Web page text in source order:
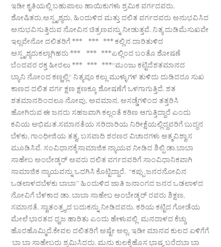
ಇಡೀ ಕೃತಿಯಲ್ಲಿ ಬಹುಪಾಲು ಹಾಯಿಕುಗಳು ಶ್ರಮಿಕ ವರ್ಗದವರು,
ಶೋಷಿತರು,ಅಸ್ಪೃಶ್ಯರು, ಹಿಂದುಳಿದ ಮತ್ತು ದಲಿತ ವರ್ಗದವರು ಅನುಭವಿಸಿದ
ಅನುಭವಿಸುತ್ತಿರುವ ನೋವಿನ ಚಿತ್ರಣವನ್ನು ನೀಡುತ್ತವೆ. ನಿತ್ಯ ದುಡಿಮೆಸುಖವೇ
ಇಲ್ಲವೇನೋ ದಲಿತರಿಗೆ *** *** *** ಕಲ್ಲಿನ ದಾರಿತುಳಿದ
ಅಸ್ಪೃಶ್ಯರುಕಲ್ಲಾಗಿಹರು *** *** ***ಎಲ್ಲಿಂದ ಬಂತೊ ಶೋಷಣೆ
ಬೆಂದವರ ರಕ್ತ ಹೀರಲು *** *** ***“ಮಂಜು ಕಟ್ಟಿದೆಶತಮಾನದ
ಬ್ಯಾನಿ ನೋಂದ ಕಣ್ಣಲ್ಲಿ“ ನಿತ್ಯವೂ ಕಲ್ಲು ಮುಳ್ಳುಗಳ ತುಳಿದು ದುಡಿದರೂ ಸುಖ
ಕಾಣದ ದಲಿತ ವರ್ಗ ಕ್ಷಣ ಕ್ಷಣಕ್ಕೂ ಶೋಷಣೆಗೆ ಒಳಗಾಗುತ್ತಿದೆ. ಶತ
ಶತಮಾನದಿಂದಲೂ ನೋವು, ಅವಮಾನ, ಅಸಡ್ಡೆಗಳಿಂದ ತತ್ತರಿಸಿ
ಹೋಗಿರುವ ಈ ಜನರು ಸಹಜವಾಗಿ ಕಲ್ಲಂತೆ ಕಠಿಣ ಆಗುತ್ತಿದ್ದಾರೆ ಎಂದು
ಕವಿಯ ಅಭಿಮತ.ಸಮಾನತೆಯ ಸರಿದಾರಿಯ ನಿರೀಕ್ಷೆಯಲ್ಲಿದ್ದವರಿಗೆ ಬುದ್ಧನ
ಬೆಳಕು, ಗಾಂಧೀಜಿಯ ತತ್ವ, ಬಸವಾದಿ ಶರಣರ ವಿಚಾರಗಳು ಆತ್ಮವಿಶ್ವಾಸ
ಮೂಡಿಸಿವೆ. ಸಂವಿಧಾನಕ್ಕೆಸಾಮಾಜಿಕ ನ್ಯಾಯವ ನೀಡಿದ ಶಿಲ್ಪಿ ಡಾ.ಬಾಬಾ
ಸಾಹೇಬ ಅಂಬೇಡ್ಕರ್ ಅವರು ದಲಿತ ವರ್ಗದವರಿಗೆ ಸಾಂವಿಧಾನಿಕವಾಗಿ
ಸಾಮಾಜಿಕ ನ್ಯಾಯವನ್ನು ಒದಗಿಸಿ ಕೊಟ್ಟಿದ್ದಾರೆ. “ಕಪ್ಪು ಜನರನೋವಿನ
ಒಡಲಾಳದಬೆಳಕು ಬಾಬಾ” ಹಿಂದುಳಿದ ಜಾತಿ ಜನಾಂಗದ ಜನರ ಒಡಲಾಳದ
ನೋವಿಗೆ ಬೆಳಕಾದ ಡಾ. ಬಾಬಾ ಸಾಹೇಬ ಅಂಬೇಡ್ಕರ್ ರವರು ಶಿಕ್ಷಣ,
ಸಮಾನತೆ, ಸ್ವಾತಂತ್ರ್ಯದ ಬದುಕನ್ನು ನೀಡಿದವರು. ಕರಿಯ ಕಟ್ಟಿದ ಗೋಡೆಯ
ಮೇಲೆ ಭಾರತದ ಧ್ವಜ ಹಾರಿತು ಎಂದು ಹೇಳುವಲ್ಲಿ ಮನದಾಳದ ಕೆಚ್ಚು
ಹೊರಹೊಮ್ಮಿದೆ.ಕೇವಲ ದಲಿತರಿಗೆ ಅಷ್ಟೇ ಅಲ್ಲ, ಇಡೀ ಮಾನವ ಕುಲದ ಏಳಿಗೆಗೆ
ಬಾ ಬಾ ಸಾಹೇಬರು ಶ್ರಮಿಸಿದರು. ಮನು ಕುಲಕ್ಕೆಹೊಸ ಭಾಷ್ಯ ಬರೆದಬಾ ಬಾ